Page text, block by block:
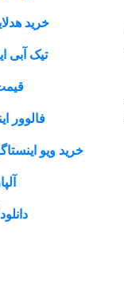
خرید
تیک آبی
فالوور
خرید ویو